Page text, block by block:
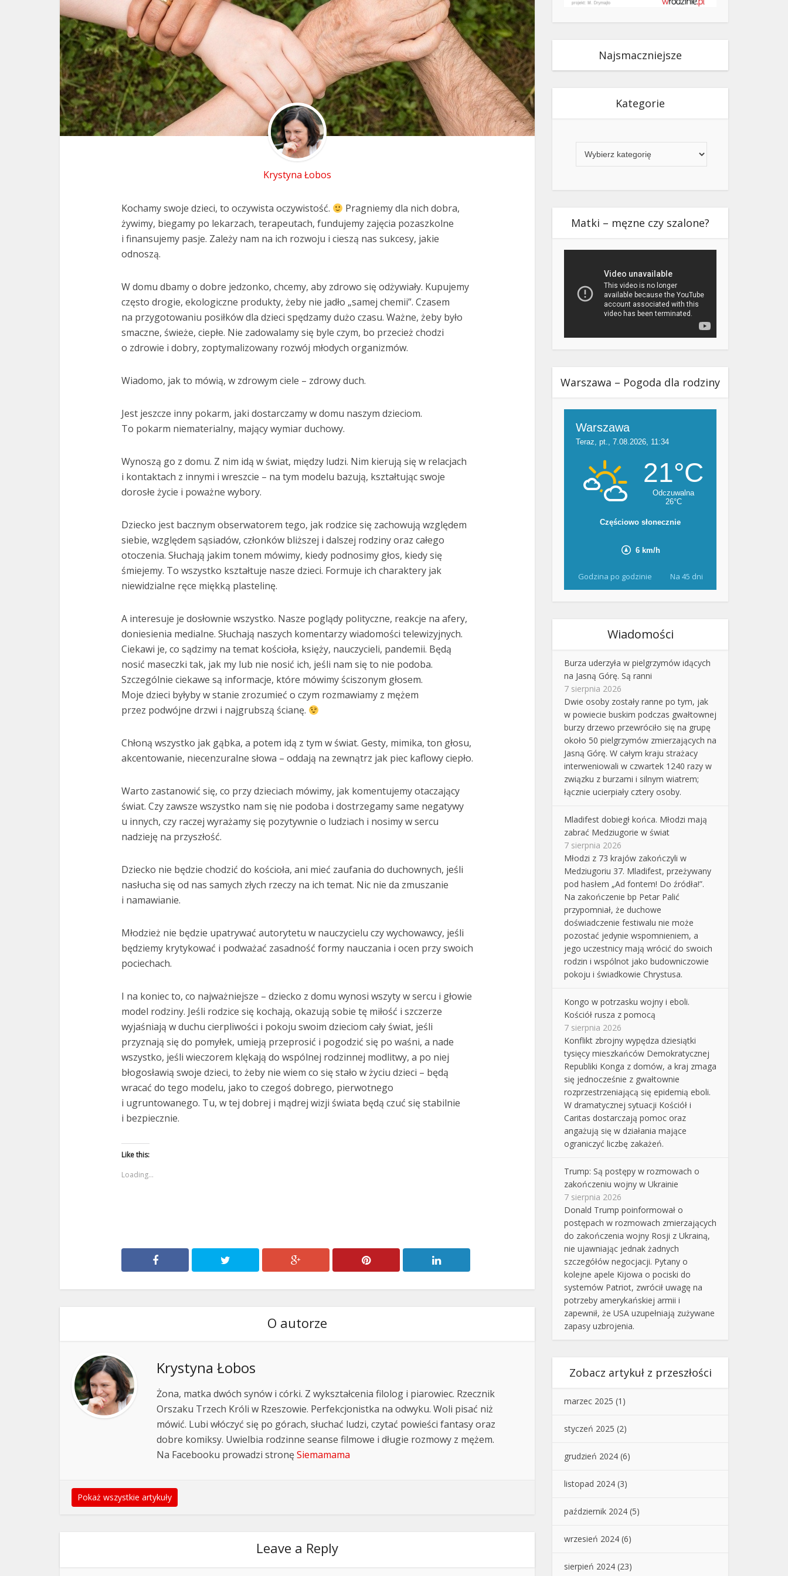
Krystyna Łobos
Kochamy swoje dzieci, to oczywista oczywistość.
Pragniemy dla nich dobra,
żywimy, biegamy po lekarzach, terapeutach, fundujemy zajęcia pozaszkolne
i finansujemy pasje. Zależy nam na ich rozwoju i cieszą nas sukcesy, jakie
odnoszą.
W domu dbamy o dobre jedzonko, chcemy, aby zdrowo się odżywiały. Kupujemy
często drogie, ekologiczne produkty, żeby nie jadło „samej chemii”. Czasem
na przygotowaniu posiłków dla dzieci spędzamy dużo czasu. Ważne, żeby było
smaczne, świeże, ciepłe. Nie zadowalamy się byle czym, bo przecież chodzi
o zdrowie i dobry, zoptymalizowany rozwój młodych organizmów.
Wiadomo, jak to mówią, w zdrowym ciele – zdrowy duch.
Jest jeszcze inny pokarm, jaki dostarczamy w domu naszym dzieciom.
To pokarm niematerialny, mający wymiar duchowy.
Wynoszą go z domu. Z nim idą w świat, między ludzi. Nim kierują się w relacjach
i kontaktach z innymi i wreszcie – na tym modelu bazują, kształtując swoje
dorosłe życie i poważne wybory.
Dziecko jest bacznym obserwatorem tego, jak rodzice się zachowują względem
siebie, względem sąsiadów, członków bliższej i dalszej rodziny oraz całego
otoczenia. Słuchają jakim tonem mówimy, kiedy podnosimy głos, kiedy się
śmiejemy. To wszystko kształtuje nasze dzieci. Formuje ich charaktery jak
niewidzialne ręce miękką plastelinę.
A interesuje je dosłownie wszystko. Nasze poglądy polityczne, reakcje na afery,
doniesienia medialne. Słuchają naszych komentarzy wiadomości telewizyjnych.
Ciekawi je, co sądzimy na temat kościoła, księży, nauczycieli, pandemii. Będą
nosić maseczki tak, jak my lub nie nosić ich, jeśli nam się to nie podoba.
Szczególnie ciekawe są informacje, które mówimy ściszonym głosem.
Moje dzieci byłyby w stanie zrozumieć o czym rozmawiamy z mężem
przez podwójne drzwi i najgrubszą ścianę.
Chłoną wszystko jak gąbka, a potem idą z tym w świat. Gesty, mimika, ton głosu,
akcentowanie, niecenzuralne słowa – oddają na zewnątrz jak piec kaflowy ciepło.
Warto zastanowić się, co przy dzieciach mówimy, jak komentujemy otaczający
świat. Czy zawsze wszystko nam się nie podoba i dostrzegamy same negatywy
u innych, czy raczej wyrażamy się pozytywnie o ludziach i nosimy w sercu
nadzieję na przyszłość.
Dziecko nie będzie chodzić do kościoła, ani mieć zaufania do duchownych, jeśli
nasłucha się od nas samych złych rzeczy na ich temat. Nic nie da zmuszanie
i namawianie.
Młodzież nie będzie upatrywać autorytetu w nauczycielu czy wychowawcy, jeśli
będziemy krytykować i podważać zasadność formy nauczania i ocen przy swoich
pociechach.
I na koniec to, co najważniejsze – dziecko z domu wynosi wszyty w sercu i głowie
model rodziny. Jeśli rodzice się kochają, okazują sobie tę miłość i szczerze
wyjaśniają w duchu cierpliwości i pokoju swoim dzieciom cały świat, jeśli
przyznają się do pomyłek, umieją przeprosić i pogodzić się po waśni, a nade
wszystko, jeśli wieczorem klękają do wspólnej rodzinnej modlitwy, a po niej
błogosławią swoje dzieci, to żeby nie wiem co się stało w życiu dzieci – będą
wracać do tego modelu, jako to czegoś dobrego, pierwotnego
i ugruntowanego. Tu, w tej dobrej i mądrej wizji świata będą czuć się stabilnie
i bezpiecznie.
Like this:
Loading...
O autorze
Krystyna Łobos
Żona, matka dwóch synów i córki. Z wykształcenia filolog i piarowiec. Rzecznik
Orszaku Trzech Króli w Rzeszowie. Perfekcjonistka na odwyku. Woli pisać niż
mówić. Lubi włóczyć się po górach, słuchać ludzi, czytać powieści fantasy oraz
dobre komiksy. Uwielbia rodzinne seanse filmowe i długie rozmowy z mężem.
Na Facebooku prowadzi stronęSiemamama
Pokaż wszystkie artykuły
Leave a Reply
Najsmaczniejsze
Kategorie
Matki – męzne czy szalone?
Warszawa – Pogoda dla rodziny
Godzina po godzinie Na 45 dni
Wiadomości
Burza uderzyła w pielgrzymów idących
na Jasną Górę. Są ranni
7 sierpnia 2026
Dwie osoby zostały ranne po tym, jak
w powiecie buskim podczas gwałtownej
burzy drzewo przewróciło się na grupę
około 50 pielgrzymów zmierzających na
Jasną Górę. W całym kraju strażacy
interweniowali w czwartek 1240 razy w
związku z burzami i silnym wiatrem;
łącznie ucierpiały cztery osoby.
Mladifest dobiegł końca. Młodzi mają
zabrać Medziugorie w świat
7 sierpnia 2026
Młodzi z 73 krajów zakończyli w
Medziugoriu 37. Mladifest, przeżywany
pod hasłem „Ad fontem! Do źródła!”.
Na zakończenie bp Petar Palić
przypomniał, że duchowe
doświadczenie festiwalu nie może
pozostać jedynie wspomnieniem, a
jego uczestnicy mają wrócić do swoich
rodzin i wspólnot jako budowniczowie
pokoju i świadkowie Chrystusa.
Kongo w potrzasku wojny i eboli.
Kościół rusza z pomocą
7 sierpnia 2026
Konflikt zbrojny wypędza dziesiątki
tysięcy mieszkańców Demokratycznej
Republiki Konga z domów, a kraj zmaga
się jednocześnie z gwałtownie
rozprzestrzeniającą się epidemią eboli.
W dramatycznej sytuacji Kościół i
Caritas dostarczają pomoc oraz
angażują się w działania mające
ograniczyć liczbę zakażeń.
Trump: Są postępy w rozmowach o
zakończeniu wojny w Ukrainie
7 sierpnia 2026
Donald Trump poinformował o
postępach w rozmowach zmierzających
do zakończenia wojny Rosji z Ukrainą,
nie ujawniając jednak żadnych
szczegółów negocjacji. Pytany o
kolejne apele Kijowa o pociski do
systemów Patriot, zwrócił uwagę na
potrzeby amerykańskiej armii i
zapewnił, że USA uzupełniają zużywane
zapasy uzbrojenia.
Zobacz artykuł z przeszłości
marzec 2025 (1)
styczeń 2025 (2)
grudzień 2024 (6)
listopad 2024 (3)
październik 2024 (5)
wrzesień 2024 (6)
sierpień 2024 (23)